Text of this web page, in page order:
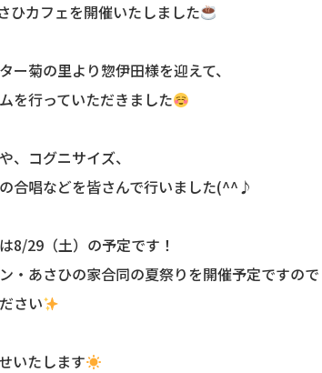
ひカフェを開催いたしました
ー菊の里より惣伊田様を迎えて、
を行っていただきました
、コグニサイズ、
合唱などを皆さんで行いました(^^♪
8/29（土）の予定です！
・あさひの家合同の夏祭りを開催予定ですので
さい
いたします